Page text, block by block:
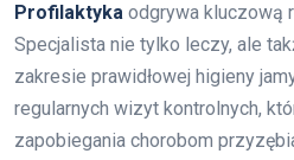
Profilaktyka odgrywa kluczową
Specjalista nie tylko leczy, ale
zakresie prawidłowej higieny
regularnych wizyt kontrolnych,
zapobiegania chorobom